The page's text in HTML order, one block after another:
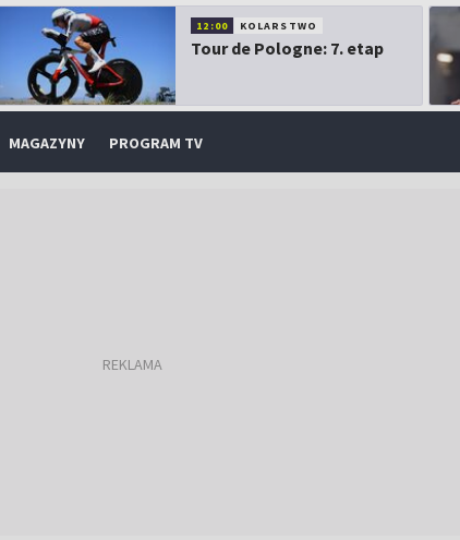
12:00 KOLARSTWO
Tour de Pologne: 7. etap
MAGAZYNY PROGRAM TV